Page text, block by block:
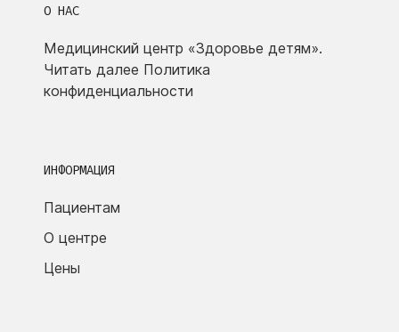
О НАС
Медицинский центр «Здоровье детям».
Читать далее Политика
конфиденциальности
ИНФОРМАЦИЯ
Пациентам
О центре
Цены